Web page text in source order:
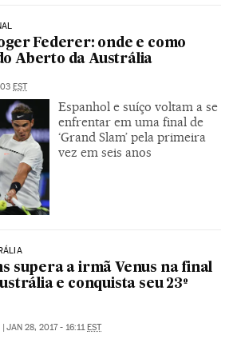
Federer: onde e como
Aberto da Austrália
EST
Espanhol e suíço voltam a se
enfrentar em uma final de
‘Grand Slam’ pela primeira
vez em seis anos
supera a irmã Venus na final
e conquista seu 23º
| JAN 28, 2017 - 16:11EST